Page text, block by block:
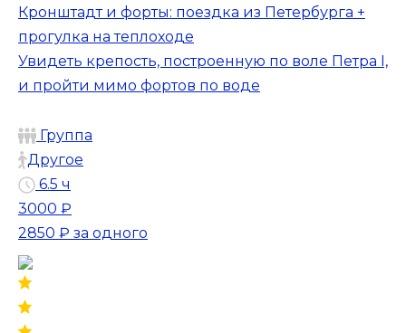
Кронштадт и форты: поездка из Петербурга +
прогулка на теплоходе
Увидеть крепость, построенную по воле Петра I,
и пройти мимо фортов по воде
Группа
Другое
6.5 ч
3000 ₽
2850 ₽ за одного